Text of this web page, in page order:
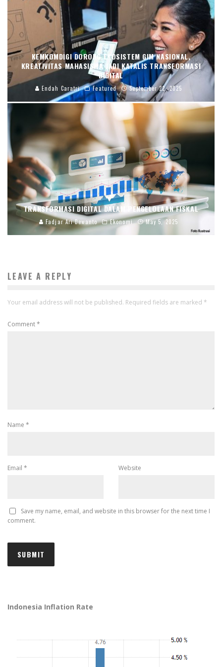
KEMKOMDIGI DORONG EKOSISTEM GIM NASIONAL,
KREATIVITAS MAHASISWA JADI KATALIS TRANSFORMASI
DIGITAL
Endah Caratri Featured September 22, 2025
TRANSFORMASI DIGITAL DALAM PENGELOLAAN FISKAL
Fadjar Ari Dewanto Ekonomi May 5, 2025
LEAVE A REPLY
Your email address will not be published. Required fields are marked *
Comment*
Name *
Email * Website
Save my name, email, and website in this browser for the next time I
comment.
Indonesia Inflation Rate